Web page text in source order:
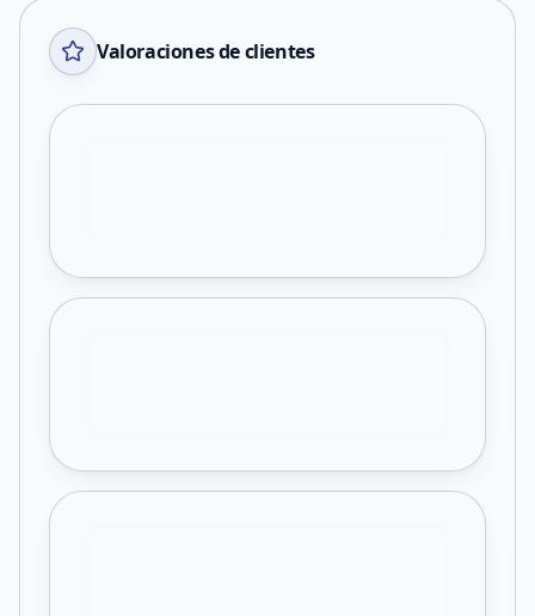
Valoraciones de clientes